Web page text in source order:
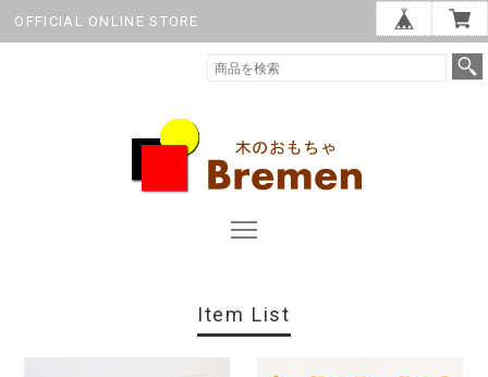
OFFICIAL ONLINE STORE
Item List